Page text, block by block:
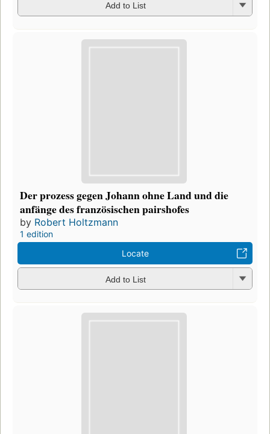
Add to List
Der prozess gegen Johann ohne Land und die
anfänge des französischen pairshofes
by Robert Holtzmann
1 edition
Locate
Add to List